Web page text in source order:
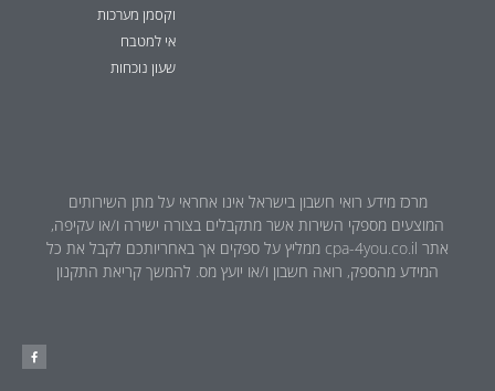
וקסמן מערכות
אי למטבח
שעון נוכחות
מרכז מידע רואי חשבון בישראל אינו אחראי על מתן השירותים
המוצעים מספקי השירות אשר מתקבלים בצורה ישירה ו/או עקיפה,
אתר cpa-4you.co.il ממליץ על ספקים אך באחריותכם לקבל את כל
המידע מהספק, רואה חשבון ו/או יועץ מס. להמשך קריאת התקנון